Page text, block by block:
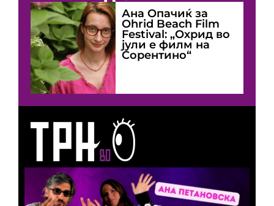
Ана Опачиќ за
Оhrid Beach Film
Festival: „Охрид во
јули е филм на
Сорентино“